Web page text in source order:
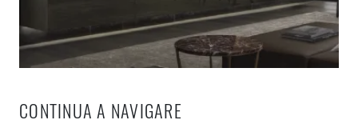
CONTINUA A NAVIGARE